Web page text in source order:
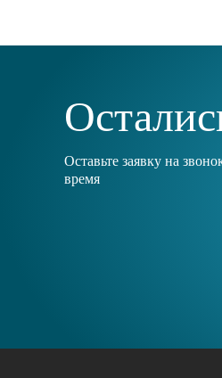
Оставьте заявку на
время